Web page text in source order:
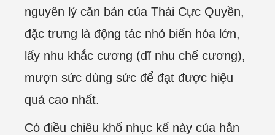
nguyên lý căn bản của Thái Cực Quyền,
đặc trưng là động tác nhỏ biến hóa lớn,
lấy nhu khắc cương (dĩ nhu chế cương),
mượn sức dùng sức để đạt được hiệu
quả cao nhất.
Có điều chiêu khổ nhục kế này của hắn